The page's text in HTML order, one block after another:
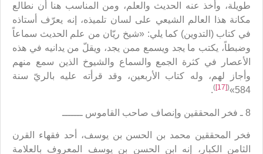
طويلة، وأخذ عنه الحديث والعلم، ومن المناسب هنا أن نطالع
مكانة هذا العالم الشيعي على لسان تلميذه، إنه يعرّف أستاذه
في كتاب (التدوين) كما يلي: «شيخ ريّان من علم الحديث سماعاً
وضبطاً، يكتب ما يجد ويسمع ممن يجد، ويقلّ من يدانيه في هذه
الأعصار في كثرة الجمع والسماع والشيوخ الذين سمع منهم
وأجاز لهم، وله كتاب الأربعين، وقد قرأته عليه بالريّ سنة
584»
(
[17]
)
.
8 ـ فخر المحققين وإنصاف صاحب القاموس ـــــــ
فخر المحققين محمد بن الحسن بن يوسف، أحد فقهاء القرن
الثامن الكبار، إنه ابن الحسن بن يوسف المعروف بالعلامة